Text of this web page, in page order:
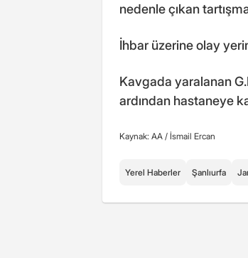
nedenle çıkan
İhbar üzerine olay
Kavgada yaralanan
ardından hastaneye
Kaynak: AA / İsmail Ercan
Yerel Haberler Şanlıurfa